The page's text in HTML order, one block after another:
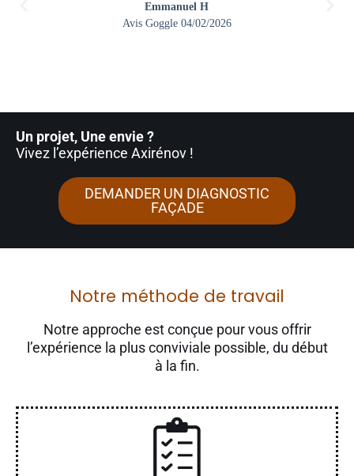
Emmanuel H
Avis Goggle 04/02/2026
Un projet, Une envie ?
Vivez l’expérience Axirénov !
DEMANDER UN DIAGNOSTIC
FAÇADE
Notre méthode de travail
Notre approche est conçue pour vous offrir
l’expérience la plus conviviale possible, du début
à la fin.